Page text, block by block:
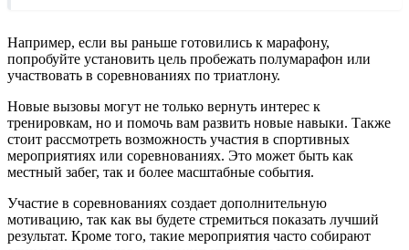
Например, если вы раньше готовились к марафону,
попробуйте установить цель пробежать полумарафон или
участвовать в соревнованиях по триатлону.
Новые вызовы могут не только вернуть интерес к
тренировкам, но и помочь вам развить новые навыки. Также
стоит рассмотреть возможность участия в спортивных
мероприятиях или соревнованиях. Это может быть как
местный забег, так и более масштабные события.
Участие в соревнованиях создает дополнительную
мотивацию, так как вы будете стремиться показать лучший
результат. Кроме того, такие мероприятия часто собирают